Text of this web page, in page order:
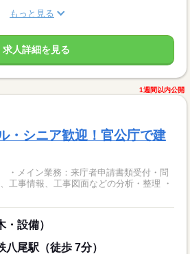
もっと見る
求人詳細を見る
1週間以内公開
・シニア歓迎！官公庁で建
・メイン業務：来庁者申請書類受付・問
設備）
尾駅（徒歩 7分）